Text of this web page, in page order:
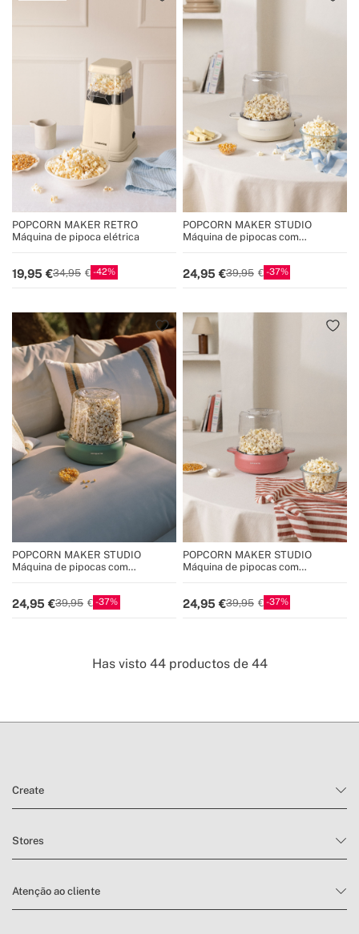
POPCORN MAKER RETRO
Máquina de pipoca elétrica
19,95 34,95 42
POPCORN MAKER STUDIO
Máquina de pipocas com
24,95 39,95 37
POPCORN MAKER STUDIO
Máquina de pipocas com
24,95 39,95 37
POPCORN MAKER STUDIO
Máquina de pipocas com
24,95 39,95 37
Has visto 44productos de 44
Create
Stores
Atenção ao cliente